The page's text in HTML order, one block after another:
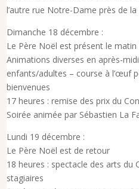
l’autre rue Notre-Dame près de
Dimanche 18 décembre :
Le Père Noël est présent le matin
Animations diverses en après-
enfants/adultes – course à l’œuf
bienvenues
17 heures : remise des prix du
Soirée animée par Sébastien La
Lundi 19 décembre :
Le Père Noël est de retour
18 heures : spectacle des arts du
stagiaires